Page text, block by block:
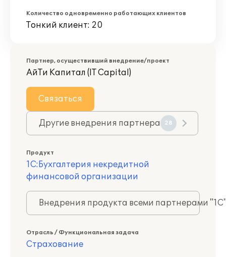
Количество одновременно работающих клиентов
Тонкий клиент: 20
Партнер, осуществивший внедрение/проект
АйТи Капитал (IT Capital)
Связаться
Другие внедрения партнера 28
Продукт
1С:Бухгалтерия некредитной
финансовой организации
Внедрения продукта всеми партнерами
Отрасль / Функциональная задача
Страхование